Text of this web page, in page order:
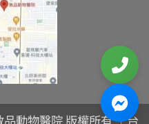
動物醫院 版權所有 ｜台